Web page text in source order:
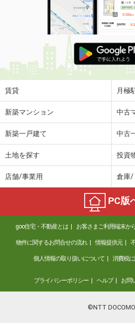
賃貸 月極
新築マンション 中古
新築一戸建て 中古
土地を探す 投資
店舗/事業用 倉庫/
PC版
goo住宅・不動産とは お客さまご利用端末か
物件に関するお問合せの流れ 情報提供元
個人情報の取り扱いについて 消費税
プライバシーポリシー ヘルプ お問
©NTT DOCOMO